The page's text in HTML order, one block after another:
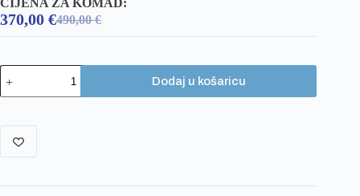
CIJENA ZA KOMAD:
490,00€
370,00 €
Dodaj u košaricu